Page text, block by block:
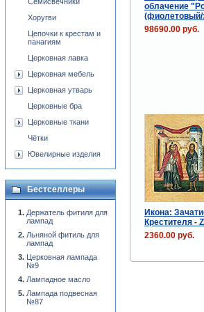
облачение
(фиолетовый/
98690.00 руб.
Икона:
Крестителя -
2360.00 руб.
Хоругви
Цепочки к крестам и
панагиям
Церковная лавка
Церковная мебель
Церковная утварь
Церковные бра
Церковные ткани
Чётки
Ювелирные изделия
Бестселлеры
Держатель фитиля для
лампад
Льняной фитиль для
лампад
Церковная лампада
№9
Лампадное масло
Лампада подвесная
№87